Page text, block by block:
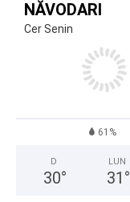
NĂVODARI
Cer Senin
61%
D
30°
LUN
31 °